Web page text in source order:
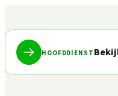
HOOFDDIENST